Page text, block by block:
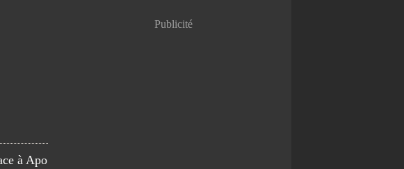
à Apo
Publicité